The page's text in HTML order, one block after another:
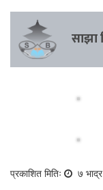
साझा
प्रकाशित मितिः ७